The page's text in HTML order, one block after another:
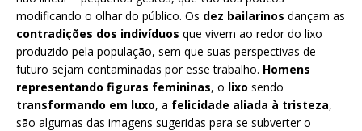
modificando o olhar do público. Os dez bailarinos dançam as
contradições dos indivíduos que vivem ao redor do lixo
produzido pela população, sem que suas perspectivas de
futuro sejam contaminadas por esse trabalho. Homens
representando figuras femininas, o lixo sendo
transformando em luxo, a felicidade aliada à tristeza,
são algumas das imagens sugeridas para se subverter o